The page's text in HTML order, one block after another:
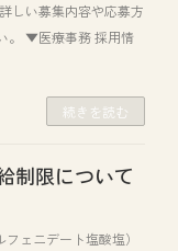
しい募集内容や応募方
。 ▼医療事務 採用情
続きを読む
制限について
ェニデート塩酸塩）